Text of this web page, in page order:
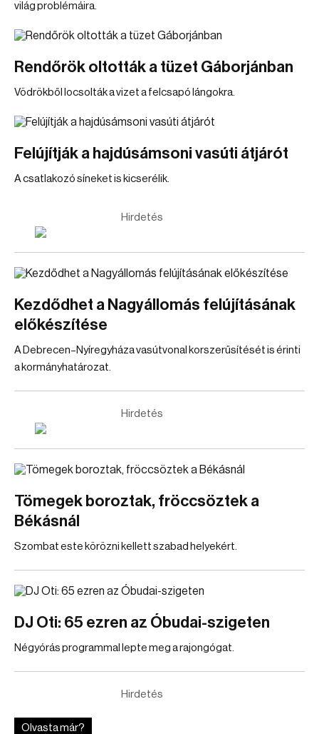
világ problémáira.
Rendőrök oltották a tüzet Gáborjánban
Vödrökből locsolták a vizet a felcsapó lángokra.
Felújítják a hajdúsámsoni vasúti átjárót
A csatlakozó síneket is kicserélik.
Hirdetés
Kezdődhet a Nagyállomás felújításának
előkészítése
A Debrecen–Nyíregyháza vasútvonal korszerűsítését is érinti
a kormányhatározat.
Hirdetés
Tömegek boroztak, fröccsöztek a
Békásnál
Szombat este körözni kellett szabad helyekért.
DJ Oti: 65 ezren az Óbudai-szigeten
Négyórás programmal lepte meg a rajongógat.
Hirdetés
Olvasta már?